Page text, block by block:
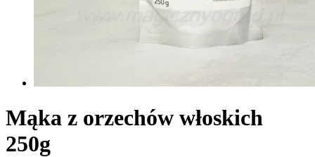
Mąka z orzechów włoskich
250g